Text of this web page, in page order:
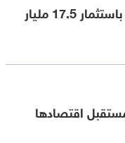
مايكروسوفت تتعهد باستثمار 17.5 مليار
اقتصادها